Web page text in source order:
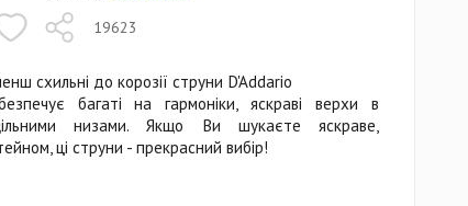
19623
схильні до корозії струни D'Addario
багаті на гармоніки, яскраві верхи в
низами. Якщо Ви шукаєте яскраве,
ці струни - прекрасний вибір!